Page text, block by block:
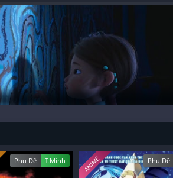
Phụ Đề T.Minh Phụ Đề
ANIME